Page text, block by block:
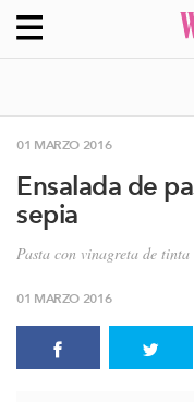
01 MARZO 2016
Ensalada de
sepia
Pasta con vinagreta de
01 MARZO 2016